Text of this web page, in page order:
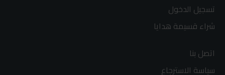
تسجيل الدخول
شراء قسيمة هدايا
اتصل بنا
سياسة الاسترجاع